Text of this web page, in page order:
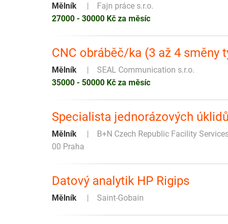
Mělník
Fajn práce s.r.o.
27000 - 30000 Kč za měsíc
CNC obráběč/ka (3 až 4 směny
Mělník
SEAL Communication s.r.o.
35000 - 50000 Kč za měsíc
Specialista jednorázových
Mělník
B+N Czech Republic Facility
00 Praha
Datový analytik HP Rigips
Mělník Saint-Gobain